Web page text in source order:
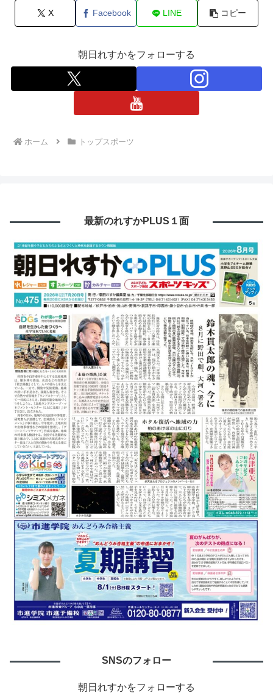
X Facebook LINE コピー
朝日れすかをフォローする
ホーム トップスポーツ
最新のれすかPLUS１面
SNSのフォロー
朝日れすかをフォローする